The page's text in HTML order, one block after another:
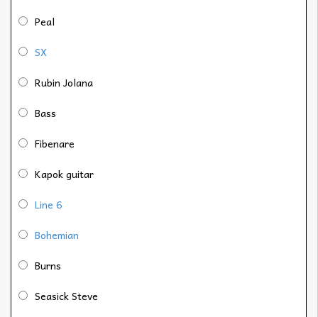
Peal
SX
Rubin Jolana
Bass
Fibenare
Kapok guitar
Line 6
Bohemian
Burns
Seasick Steve